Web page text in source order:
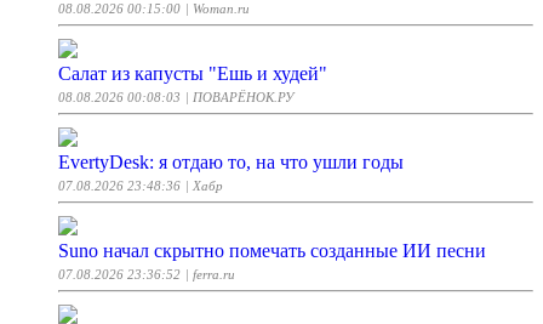
08.08.2026 00:15:00 | Woman.ru
Салат из капусты "Ешь и худей"
08.08.2026 00:08:03 | ПОВАРЁНОК.РУ
EvertyDesk: я отдаю то, на что ушли годы
07.08.2026 23:48:36 | Хабр
Suno начал скрытно помечать созданные ИИ песни
07.08.2026 23:36:52 | ferra.ru